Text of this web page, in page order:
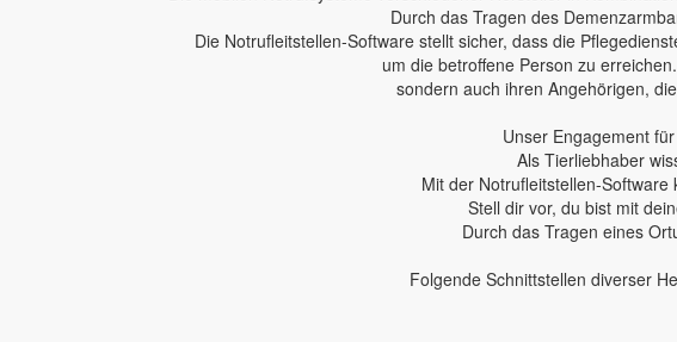
Durch das Tragen des
Die Notrufleitstellen-Software stellt sicher, dass die
um die betroffene Person zu
sondern auch ihren Angehörigen,
Unser Engagement
Als Tierliebhaber
Mit der Notrufleitstellen-
Stell dir vor, du bist mit
Durch das Tragen eines
Folgende Schnittstellen diverser